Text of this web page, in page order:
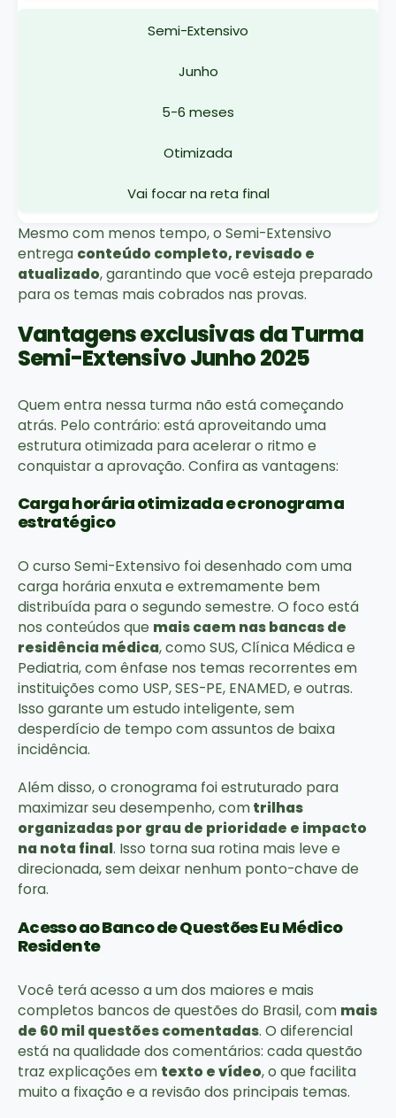
Semi-Extensivo
Junho
5-6 meses
Otimizada
Vai focar na reta final
Mesmo com menos tempo, o Semi-Extensivo
entrega conteúdo completo, revisado e
atualizado, garantindo que você esteja preparado
para os temas mais cobrados nas provas.
Vantagens exclusivas da Turma
Semi-Extensivo Junho 2025
Quem entra nessa turma não está começando
atrás. Pelo contrário: está aproveitando uma
estrutura otimizada para acelerar o ritmo e
conquistar a aprovação. Confira as vantagens:
Carga horária otimizada e cronograma
estratégico
O curso Semi-Extensivo foi desenhado com uma
carga horária enxuta e extremamente bem
distribuída para o segundo semestre. O foco está
nos conteúdos que mais caem nas bancas de
residência médica, como SUS, Clínica Médica e
Pediatria, com ênfase nos temas recorrentes em
instituições como USP, SES-PE, ENAMED, e outras.
Isso garante um estudo inteligente, sem
desperdício de tempo com assuntos de baixa
incidência.
Além disso, o cronograma foi estruturado para
maximizar seu desempenho, comtrilhas
organizadas por grau de prioridade e impacto
na nota final. Isso torna sua rotina mais leve e
direcionada, sem deixar nenhum ponto-chave de
fora.
Acesso ao Banco de Questões Eu Médico
Residente
Você terá acesso a um dos maiores e mais
completos bancos de questões do Brasil, com mais
de 60 mil questões comentadas. O diferencial
está na qualidade dos comentários: cada questão
traz explicações em texto e vídeo, o que facilita
muito a fixação e a revisão dos principais temas.